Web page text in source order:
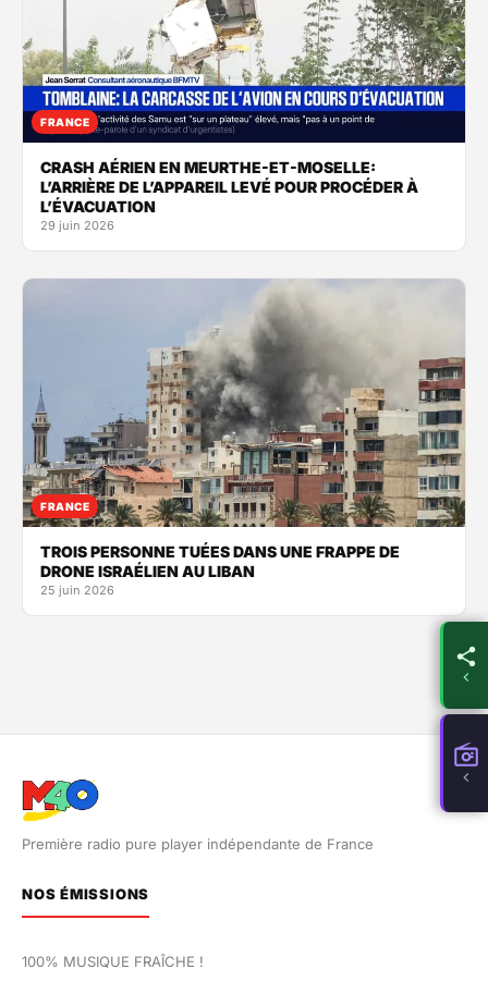
FRANCE
CRASH AÉRIEN EN MEURTHE-ET-MOSELLE:
L’ARRIÈRE DE L’APPAREIL LEVÉ POUR PROCÉDER À
L’ÉVACUATION
29 juin 2026
FRANCE
TROIS PERSONNE TUÉES DANS UNE FRAPPE DE
DRONE ISRAÉLIEN AU LIBAN
25 juin 2026
Première radio pure player indépendante de France
NOS ÉMISSIONS
100% MUSIQUE FRAÎCHE !